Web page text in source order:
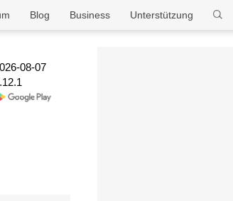
Unterstützung
Business
Blog
08-07